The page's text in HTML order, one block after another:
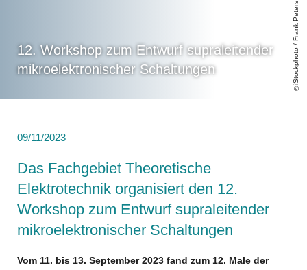
12. Workshop zum Entwurf supraleitender
mikroelektronischer Schaltungen
iStockphoto / Frank Peters
09/11/2023
Das Fachgebiet Theoretische
Elektrotechnik organisiert den 12.
Workshop zum Entwurf supraleitender
mikroelektronischer Schaltungen
Vom 11. bis 13. September 2023 fand zum 12. Male der